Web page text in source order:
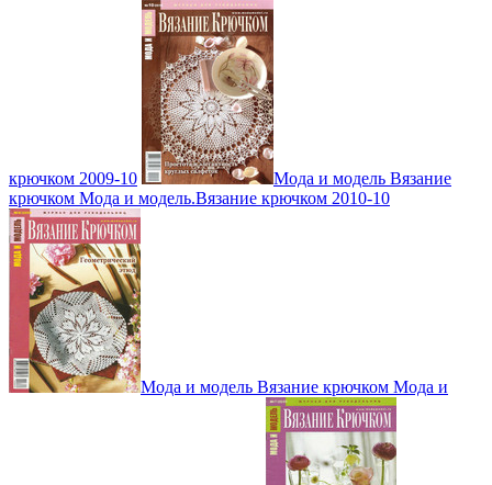
крючком 2009-10
Мода и модель Вязание
крючком Мода и модель.Вязание крючком 2010-10
Мода и модель Вязание крючком Мода и